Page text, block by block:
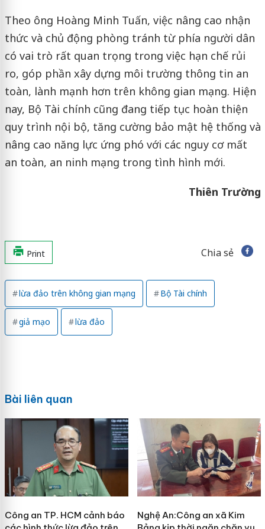
Theo ông Hoàng Minh Tuấn, việc nâng cao nhận
thức và chủ động phòng tránh từ phía người dân
có vai trò rất quan trọng trong việc hạn chế rủi
ro, góp phần xây dựng môi trường thông tin an
toàn, lành mạnh hơn trên không gian mạng. Hiện
nay, Bộ Tài chính cũng đang tiếp tục hoàn thiện
quy trình nội bộ, tăng cường bảo mật hệ thống và
nâng cao năng lực ứng phó với các nguy cơ mất
an toàn, an ninh mạng trong tình hình mới.
Thiên Trường
Print Chia sẻ
lừa đảo trên không gian mạng Bộ Tài chính
giả mạo lừa đảo
Bài liên quan
Công an TP. HCM cảnh báo
Nghệ An:Công an xã Kim